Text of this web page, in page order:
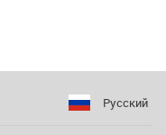
Русский